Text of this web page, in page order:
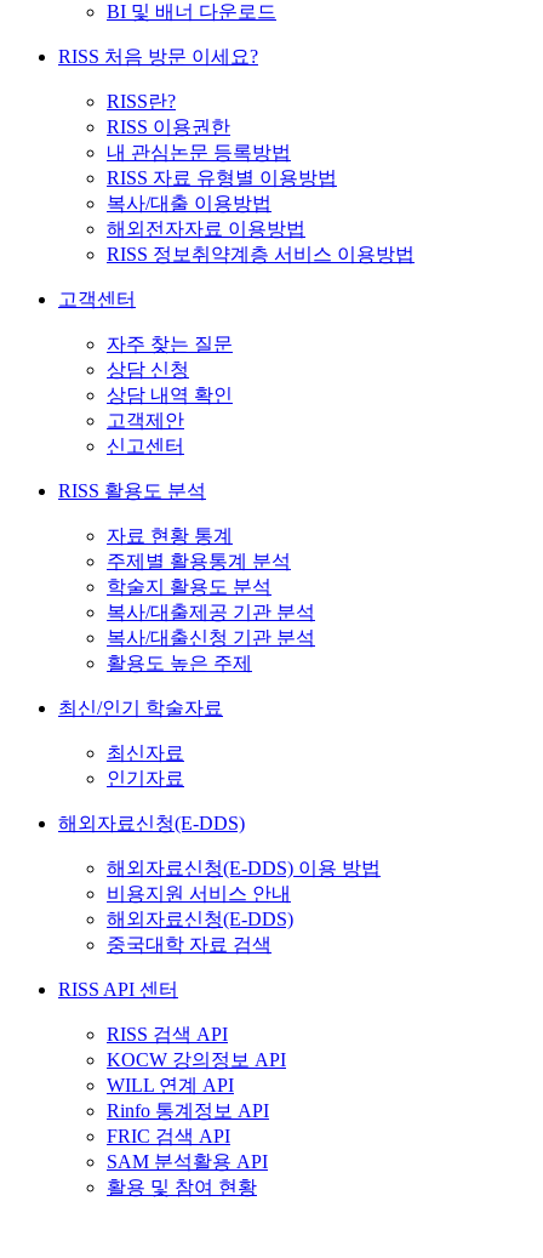
BI 및 배너 다운로드
RISS 처음 방문 이세요?
RISS란?
RISS 이용권한
내 관심논문 등록방법
RISS 자료 유형별 이용방법
복사/대출 이용방법
해외전자자료 이용방법
RISS 정보취약계층 서비스 이용방법
고객센터
자주 찾는 질문
상담 신청
상담 내역 확인
고객제안
신고센터
RISS 활용도 분석
자료 현황 통계
주제별 활용통계 분석
학술지 활용도 분석
복사/대출제공 기관 분석
복사/대출신청 기관 분석
활용도 높은 주제
최신/인기 학술자료
최신자료
인기자료
해외자료신청(E-DDS)
해외자료신청(E-DDS) 이용 방법
비용지원 서비스 안내
해외자료신청(E-DDS)
중국대학 자료 검색
RISS API 센터
RISS 검색 API
KOCW 강의정보 API
WILL 연계 API
Rinfo 통계정보 API
FRIC 검색 API
SAM 분석활용 API
활용 및 참여 현황